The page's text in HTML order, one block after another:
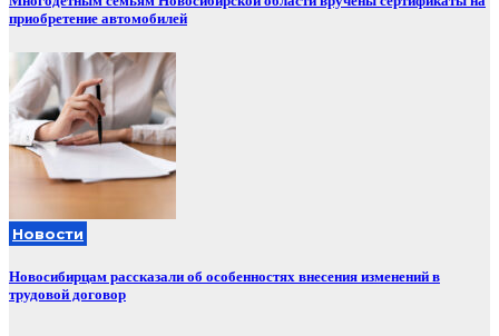
приобретение автомобилей
Новости
Новосибирцам рассказали об особенностях внесения изменений в
трудовой договор